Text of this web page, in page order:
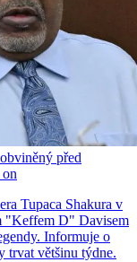
před
Tupaca Shakura v
"Keffem D" Davisem
Informuje o
trvat většinu týdne.